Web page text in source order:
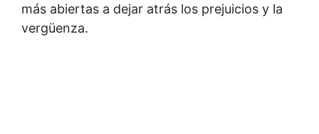
más abiertas a dejar atrás los prejuicios y la
vergüenza.